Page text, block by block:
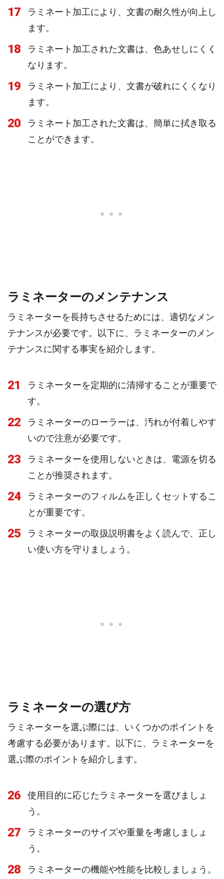
17
ラミネート加工により、文書の耐久性が向上し
ます。
18
ラミネート加工された文書は、色あせしにくく
なります。
19
ラミネート加工により、文書が破れにくくなり
ます。
20
ラミネート加工された文書は、簡単に拭き取る
ことができます。
ラミネーターのメンテナンス
ラミネーターを長持ちさせるためには、適切なメン
テナンスが必要です。以下に、ラミネーターのメン
テナンスに関する事実を紹介します。
21
ラミネーターを定期的に清掃することが重要で
す。
22
ラミネーターのローラーは、汚れが付着しやす
いので注意が必要です。
23
ラミネーターを使用しないときは、電源を切る
ことが推奨されます。
24
ラミネーターのフィルムを正しくセットするこ
とが重要です。
25
ラミネーターの取扱説明書をよく読んで、正し
い使い方を守りましょう。
ラミネーターの選び方
ラミネーターを選ぶ際には、いくつかのポイントを
考慮する必要があります。以下に、ラミネーターを
選ぶ際のポイントを紹介します。
26
使用目的に応じたラミネーターを選びましょ
う。
27
ラミネーターのサイズや重量を考慮しましょ
う。
28 ラミネーターの機能や性能を比較しましょう。